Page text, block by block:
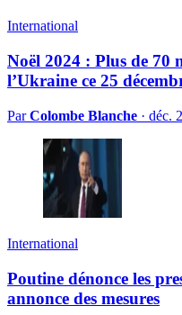
International
Noël 2024 : Plus de 70
l’Ukraine ce 25
ParColombe Blanche · déc.
International
Poutine dénonce les
annonce des mesures